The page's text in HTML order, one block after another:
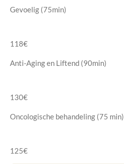
Gevoelig (75min)
118€
Anti-Aging en Liftend (90min)
130€
Oncologische behandeling (75 min)
125€